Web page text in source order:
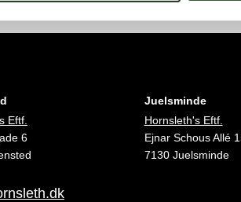
Eftf.
6
Juelsminde
Hornsleth's Eftf.
Ejnar Schous Allé
7130 Juelsminde